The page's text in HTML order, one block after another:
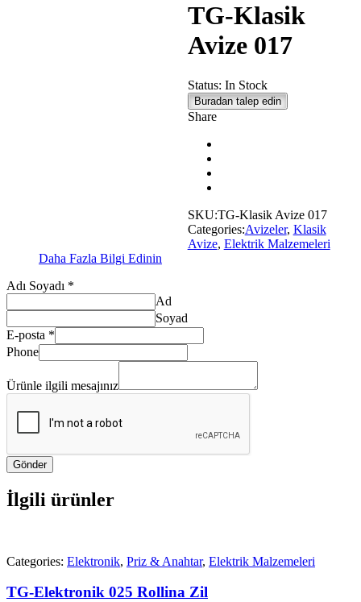
TG-Klasik
Avize 017
Status: In Stock
Buradan talep edin
Share
SKU:TG-Klasik Avize 017
Categories:Avizeler, Klasik
Avize, Elektrik Malzemeleri
Daha Fazla Bilgi Edinin
Adı Soyadı *
Ad
Soyad
E-posta *
Phone
E-
posta
Soyadı
Ürünle ilgili mesajınız
Gönder
İlgili ürünler
Categories: Elektronik, Priz & Anahtar, Elektrik Malzemeleri
TG-Elektronik 025 Rollina Zil